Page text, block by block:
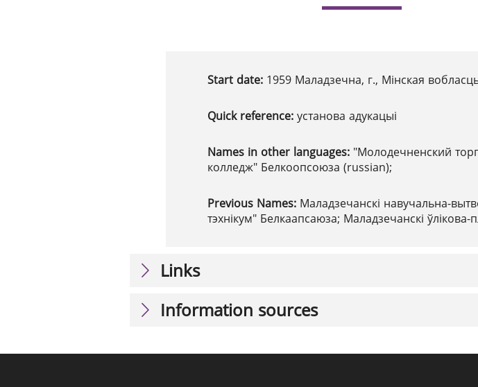
Start date: 1959 Маладзечна, г., Мінская
Quick reference: установа адукацыі
Names in other languages: "Молодечненский
колледж" Белкоопсоюза (russian);
Previous Names: Маладзечанскі навучальна-
тэхнікум" Белкаапсаюза; Маладзечанскі ўлікова-
Links
Information sources